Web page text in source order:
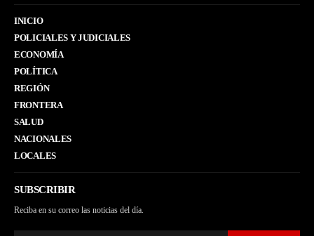
INICIO
POLICIALES Y JUDICIALES
ECONOMÍA
POLÍTICA
REGIÓN
FRONTERA
SALUD
NACIONALES
LOCALES
SUBSCRIBIR
Reciba en su correo las noticias del día.